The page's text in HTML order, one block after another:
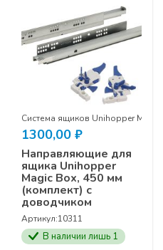
BoxСистема ящиков Unihopper Magic
1300,00 ₽
Направляющие для
ящика Unihopper
Magic Box, 450 мм
(комплект) с
доводчиком
Артикул:10311
В наличии лишь 1